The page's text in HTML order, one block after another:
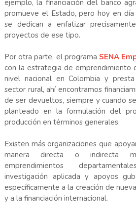
ejemplo, la financiación del banco
promueve el Estado, pero hoy en día
se dedican a enfatizar
proyectos de ese tipo.
Por otra parte, el programaSENA
con la estrategia de emprendimiento
nivel nacional en Colombia y
sector rural, ahí encontramos
de ser devueltos, siempre y cuando
planteado en la formulación del
producción en términos generales.
Existen más organizaciones que
manera directa o indirecta
emprendimientos
investigación aplicada y apoyos
específicamente a la creación de
y a la financiación internacional.